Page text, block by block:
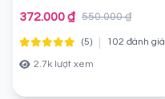
Glutathione 100 Bright
Ampoule 32ml
hãng
372.000 ₫ 550.000 ₫
(5) 102 đánh giá
2.7k lượt xem